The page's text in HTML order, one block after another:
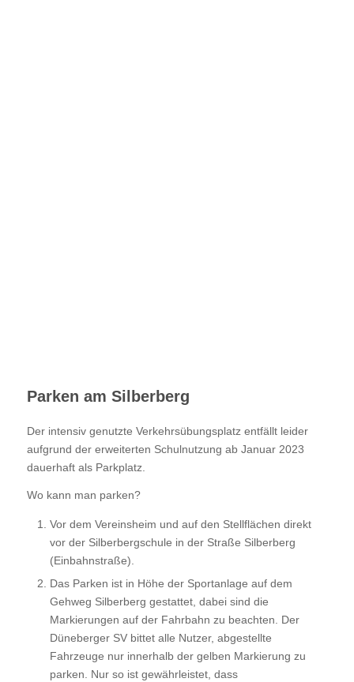
Parken am Silberberg
Der intensiv genutzte Verkehrsübungsplatz entfällt leider
aufgrund der erweiterten Schulnutzung ab Januar 2023
dauerhaft als Parkplatz.
Wo kann man parken?
Vor dem Vereinsheim und auf den Stellflächen direkt
vor der Silberbergschule in der Straße Silberberg
(Einbahnstraße).
Das Parken ist in Höhe der Sportanlage auf dem
Gehweg Silberberg gestattet, dabei sind die
Markierungen auf der Fahrbahn zu beachten. Der
Düneberger SV bittet alle Nutzer, abgestellte
Fahrzeuge nur innerhalb der gelben Markierung zu
parken. Nur so ist gewährleistet, dass